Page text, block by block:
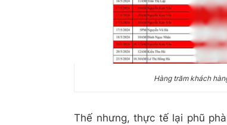
Hàng trăm khách
Thế nhưng, thực tế lại phũ